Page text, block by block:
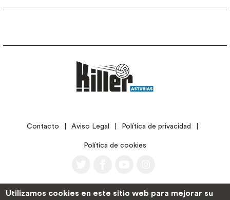
LEGALContacto Aviso Legal Política de privacidad
Política de cookies
Utilizamos cookies en este sitio web para mejorar su